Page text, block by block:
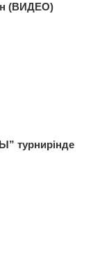
(ВИДЕО)
турнирінде